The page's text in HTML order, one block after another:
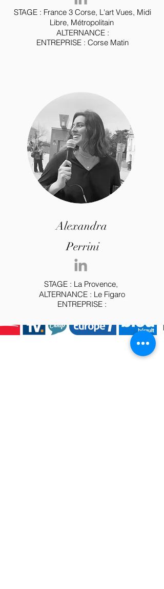
STAGE : France 3 Corse, L'art Vues, Midi
Libre, Métropolitain
ALTERNANCE :
ENTREPRISE : Corse Matin
Alexandra
Perrini
STAGE : La Provence,
ALTERNANCE : Le Figaro
ENTREPRISE :